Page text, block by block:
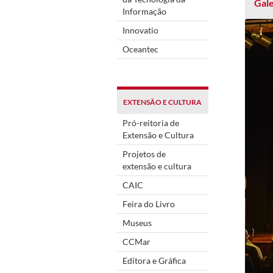
Informação
Innovatio
Oceantec
EXTENSÃO E CULTURA
Pró-reitoria de
Extensão e Cultura
Projetos de
extensão e cultura
CAIC
Feira do Livro
Museus
CCMar
Editora e Gráfica